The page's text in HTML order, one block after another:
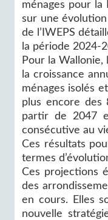
ménages pour la
sur une
de l’IWEPS
la période 2024-
Pour la
la croissance
ménages isolés
plus encore des
partir de 2047
consécutive au
Ces résultats
termes
Ces projections
des
en cours. Elles
nouvelle